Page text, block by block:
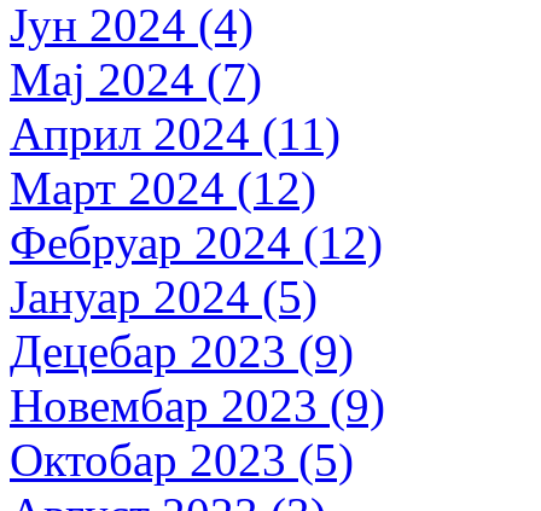
Јун 2024 (4)
Мај 2024 (7)
Април 2024 (11)
Март 2024 (12)
Фебруар 2024 (12)
Јануар 2024 (5)
Децебар 2023 (9)
Новембар 2023 (9)
Октобар 2023 (5)